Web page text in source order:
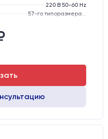
220 В 50-60 Hz